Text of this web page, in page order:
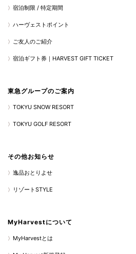
宿泊制限 / 特定期間
ハーヴェストポイント
ご友人のご紹介
宿泊ギフト券｜HARVEST GIFT TICKET
東急グループのご案内
TOKYU SNOW RESORT
TOKYU GOLF RESORT
その他お知らせ
逸品おとりよせ
リゾートSTYLE
MyHarvestについて
MyHarvestとは